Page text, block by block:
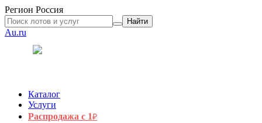
Регион Россия
Найти
Au.ru
Каталог
Услуги
Распродажа с 1₽